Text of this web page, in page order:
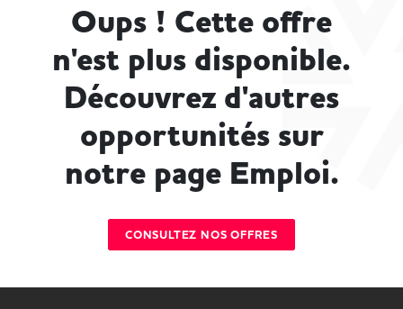
Oups ! Cette offre
n'est plus disponible.
Découvrez d'autres
opportunités sur
notre page Emploi.
CONSULTEZ NOS OFFRES